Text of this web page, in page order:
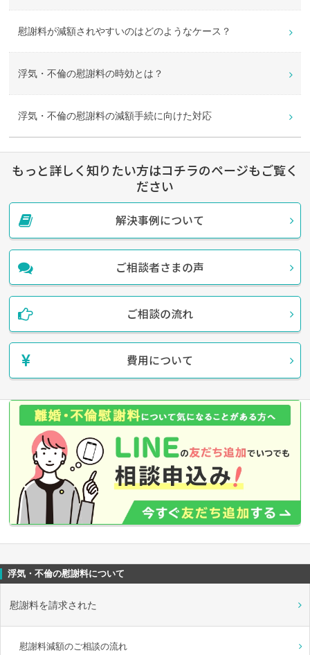
慰謝料が減額されやすいのはどのようなケース？
浮気・不倫の慰謝料の時効とは？
浮気・不倫の慰謝料の減額手続に向けた対応
もっと詳しく知りたい方はコチラのページもご覧く
ださい
解決事例について
ご相談者さまの声
ご相談の流れ
費用について
浮気・不倫の慰謝料について
慰謝料を請求された
慰謝料減額のご相談の流れ